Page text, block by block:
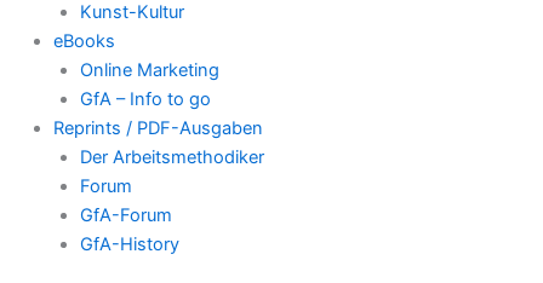
Kunst-Kultur
eBooks
Online Marketing
GfA – Info to go
Reprints / PDF-Ausgaben
Der Arbeitsmethodiker
Forum
GfA-Forum
GfA-History